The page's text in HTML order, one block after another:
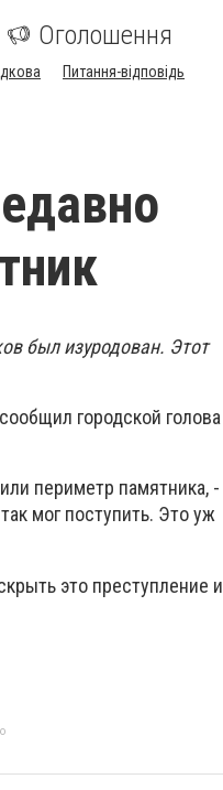
Оголошення
Питання-відповідь
был изуродован. Этот
городской голова
периметр памятника, -
мог поступить. Это уж
это преступление и